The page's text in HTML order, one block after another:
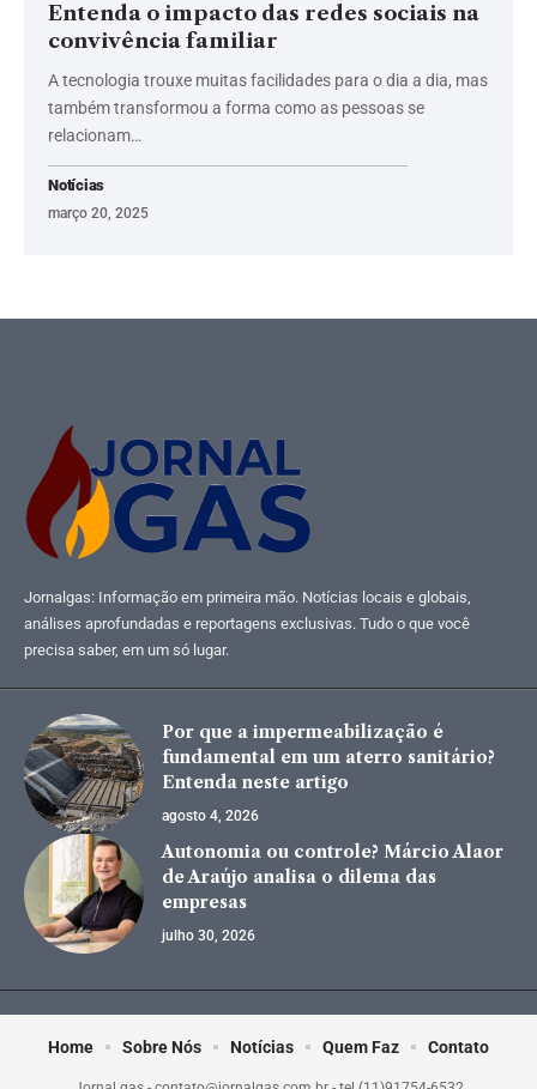
Entenda o impacto das redes sociais na
convivência familiar
A tecnologia trouxe muitas facilidades para o dia a dia, mas
também transformou a forma como as pessoas se
relacionam…
Notícias
março 20, 2025
Jornalgas: Informação em primeira mão. Notícias locais e globais,
análises aprofundadas e reportagens exclusivas. Tudo o que você
precisa saber, em um só lugar.
Por que a impermeabilização é
fundamental em um aterro sanitário?
Entenda neste artigo
agosto 4, 2026
Autonomia ou controle? Márcio Alaor
de Araújo analisa o dilema das
empresas
julho 30, 2026
Home Sobre Nós Notícias Quem Faz Contato